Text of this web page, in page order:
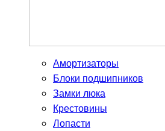
Амортизаторы
Блоки подшипников
Замки люка
Крестовины
Лопасти